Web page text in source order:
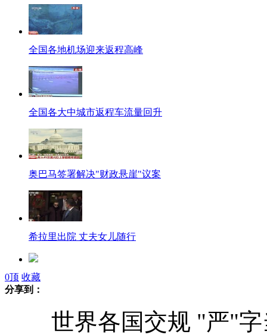
全国各地机场迎来返程高峰
全国各大中城市返程车流量回升
奥巴马签署解决"财政悬崖"议案
希拉里出院 丈夫女儿随行
裙子被划破 各国美女反应不同
0顶 收藏
分享到：
世界各国交规 "严"字